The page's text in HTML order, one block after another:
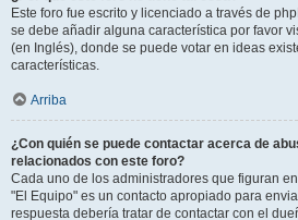
Este foro fue escrito y licenciado a través de
se debe añadir alguna característica por favor
(en Inglés), donde se puede votar en ideas
características.
Arriba
¿Con quién se puede contactar acerca de
relacionados con este foro?
Cada uno de los administradores que figuran
"El Equipo" es un contacto apropiado para
respuesta debería tratar de contactar con el